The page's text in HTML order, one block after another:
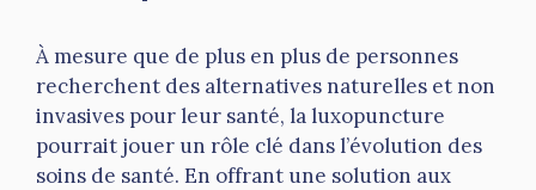
À mesure que de plus en plus de personnes
recherchent des alternatives naturelles et non
invasives pour leur santé, la luxopuncture
pourrait jouer un rôle clé dans l’évolution des
soins de santé. En offrant une solution aux